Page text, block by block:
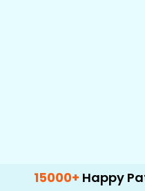
Happy Patients